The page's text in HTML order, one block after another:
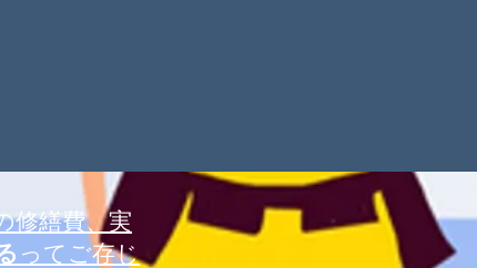
修繕費、実
ってご存じ